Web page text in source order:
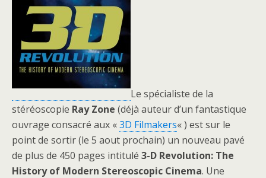
Le spécialiste de la
stéréoscopie Ray Zone (déjà auteur d’un fantastique
ouvrage consacré aux «3D Filmakers« ) est sur le
point de sortir (le 5 aout prochain) un nouveau pavé
de plus de 450 pages intitulé 3-D Revolution: The
History of Modern Stereoscopic Cinema. Une